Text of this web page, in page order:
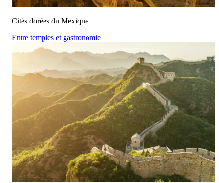
Cités dorées du Mexique
Entre temples et gastronomie